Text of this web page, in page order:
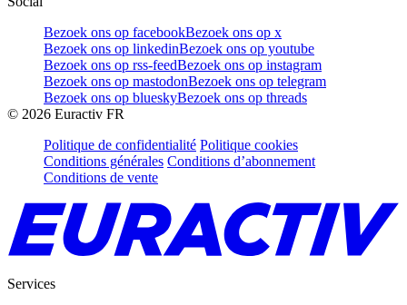
Bezoek ons op facebookBezoek ons op x
Bezoek ons op linkedinBezoek ons op youtube
Bezoek ons op rss-feedBezoek ons op instagram
Bezoek ons op mastodonBezoek ons op telegram
Bezoek ons op blueskyBezoek ons op threads
© 2026 Euractiv FR
Politique de confidentialité Politique cookies
Conditions générales Conditions d’abonnement
Conditions de vente
Services